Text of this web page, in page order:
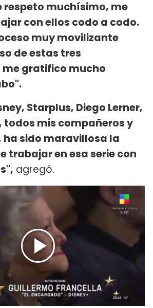
respeto muchísimo, me
con ellos codo a codo.
muy movilizante
de estas tres
gratifico mucho
Starplus, Diego Lerner,
todos mis compañeros y
ha sido maravillosa la
trabajar en esa serie con
agregó.